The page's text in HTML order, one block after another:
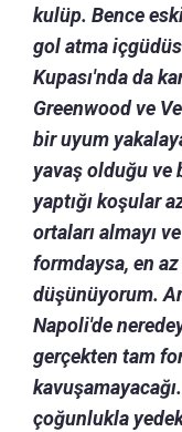
kulüp. Bence
gol atma
Kupası'nda da
Greenwood ve
bir uyum
yavaş olduğu ve
yaptığı koşular
ortaları almayı
formdaysa, en
düşünüyorum.
Napoli'de
gerçekten tam
çoğunlukla